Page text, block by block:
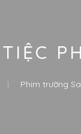
Phim trường